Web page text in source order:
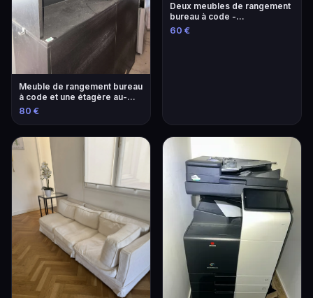
Meuble de rangement bureau
à code et une étagère au-
dessus. FRAIS 14,28 %
L'HOTEL DES VENTES,...
80 €
Deux meubles de rangement
bureau à code -
L.160/P.45/H.122,5 pour le
60 €